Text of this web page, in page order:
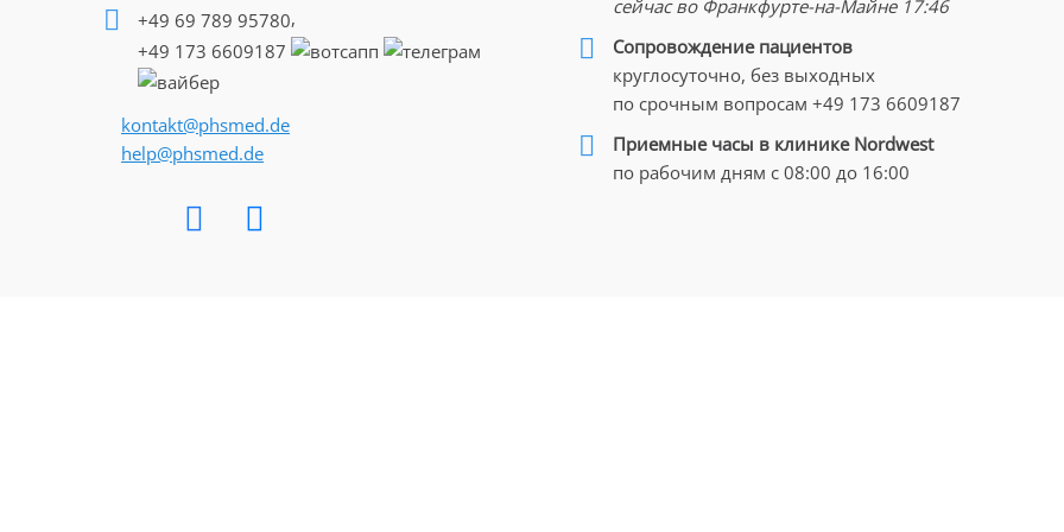
Стоимость терапии рассчитывается, исходя из сложности рецидива и подобранного метода
Предварительную беседу с лечащим врачом можно провести наонлайн-консультации
особенности предстоящего лечения и возможные варианты. Уточнить цены на консультации и
клинику «Нордвест» можно по телефону
+49 173 6609187 (доступны поWhatsApp)
+49 69 789 95780,
+49 173 6609187
kontakt@phsmed.de
help@phsmed.de
сейчас во Франкфурте-на-Майне 17:46
Cопровождение пациентов
круглосуточно, без выходных
по срочным вопросам +49 173 6609187
Приемные часы в клинике Nordwest
по рабочим дням с 08:00 до 16:00